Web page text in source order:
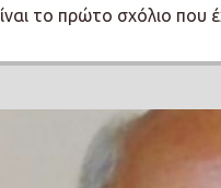
το πρώτο σχόλιο